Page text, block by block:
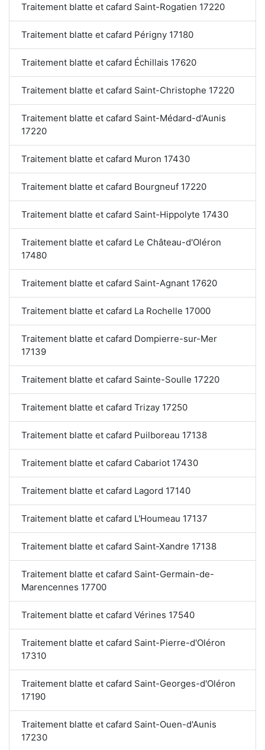
Traitement blatte et cafard Saint-Rogatien 17220
Traitement blatte et cafard Périgny 17180
Traitement blatte et cafard Échillais 17620
Traitement blatte et cafard Saint-Christophe 17220
Traitement blatte et cafard Saint-Médard-d'Aunis
17220
Traitement blatte et cafard Muron 17430
Traitement blatte et cafard Bourgneuf 17220
Traitement blatte et cafard Saint-Hippolyte 17430
Traitement blatte et cafard Le Château-d'Oléron
17480
Traitement blatte et cafard Saint-Agnant 17620
Traitement blatte et cafard La Rochelle 17000
Traitement blatte et cafard Dompierre-sur-Mer
17139
Traitement blatte et cafard Sainte-Soulle 17220
Traitement blatte et cafard Trizay 17250
Traitement blatte et cafard Puilboreau 17138
Traitement blatte et cafard Cabariot 17430
Traitement blatte et cafard Lagord 17140
Traitement blatte et cafard L'Houmeau 17137
Traitement blatte et cafard Saint-Xandre 17138
Traitement blatte et cafard Saint-Germain-de-
Marencennes 17700
Traitement blatte et cafard Vérines 17540
Traitement blatte et cafard Saint-Pierre-d'Oléron
17310
Traitement blatte et cafard Saint-Georges-d'Oléron
17190
Traitement blatte et cafard Saint-Ouen-d'Aunis
17230